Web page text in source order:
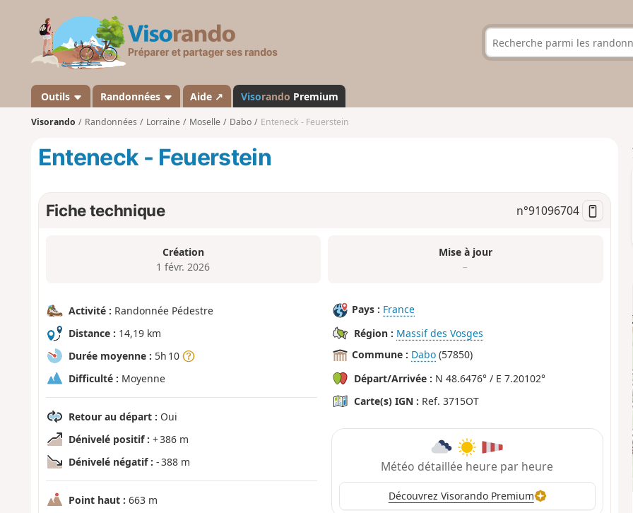
s
a
n
d
Outils Randonnées Aide ↗ Visorando Premium
Visorando Randonnées Lorraine Moselle Dabo Enteneck - Feuerstein
Enteneck - Feuerstein
Fiche technique n°91096704
Création
1 févr. 2026
Mise à jour
–
Activité : Randonnée Pédestre
Distance : 14,19 km
Durée moyenne : 5h 10
Difficulté : Moyenne
Retour au départ : Oui
Dénivelé positif : + 386 m
Dénivelé négatif : - 388 m
Point haut : 663 m
Pays : France
Région : Massif des Vosges
Commune : Dabo (57850)
Départ/Arrivée : N 48.6476° / E 7.20102°
Carte(s) IGN : Ref. 3715OT
Météo détaillée heure par heure
Découvrez Visorando Premium